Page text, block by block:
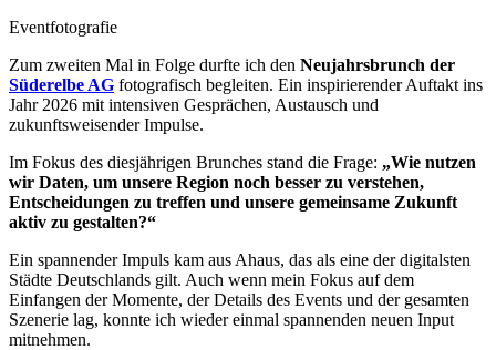
Eventfotografie
Zum zweiten Mal in Folge durfte ich den Neujahrsbrunch der
Süderelbe AG fotografisch begleiten. Ein inspirierender Auftakt ins
Jahr 2026 mit intensiven Gesprächen, Austausch und
zukunftsweisender Impulse.
Im Fokus des diesjährigen Brunches stand die Frage: „Wie nutzen
wir Daten, um unsere Region noch besser zu verstehen,
Entscheidungen zu treffen und unsere gemeinsame Zukunft
aktiv zu gestalten?“
Ein spannender Impuls kam aus Ahaus, das als eine der digitalsten
Städte Deutschlands gilt. Auch wenn mein Fokus auf dem
Einfangen der Momente, der Details des Events und der gesamten
Szenerie lag, konnte ich wieder einmal spannenden neuen Input
mitnehmen.